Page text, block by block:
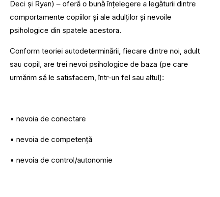
Deci și Ryan) – oferă o bună înțelegere a legăturii dintre
comportamente copiilor și ale adulților și nevoile
psihologice din spatele acestora.
Conform teoriei autodeterminării, fiecare dintre noi, adult
sau copil, are trei nevoi psihologice de baza (pe care
urmărim să le satisfacem, într-un fel sau altul):
• nevoia de conectare
• nevoia de competență
• nevoia de control/autonomie